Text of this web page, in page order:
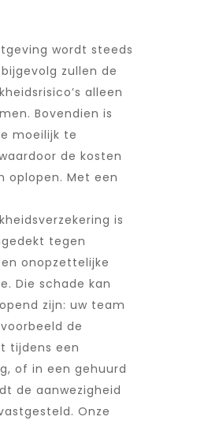
wordt steeds
zullen de
alleen
Bovendien is
moeilijk te
de kosten
oplopen. Met een
is
tegen
onopzettelijke
Die schade kan
zijn: uw team
de
tijdens een
of in een gehuurd
de aanwezigheid
Onze